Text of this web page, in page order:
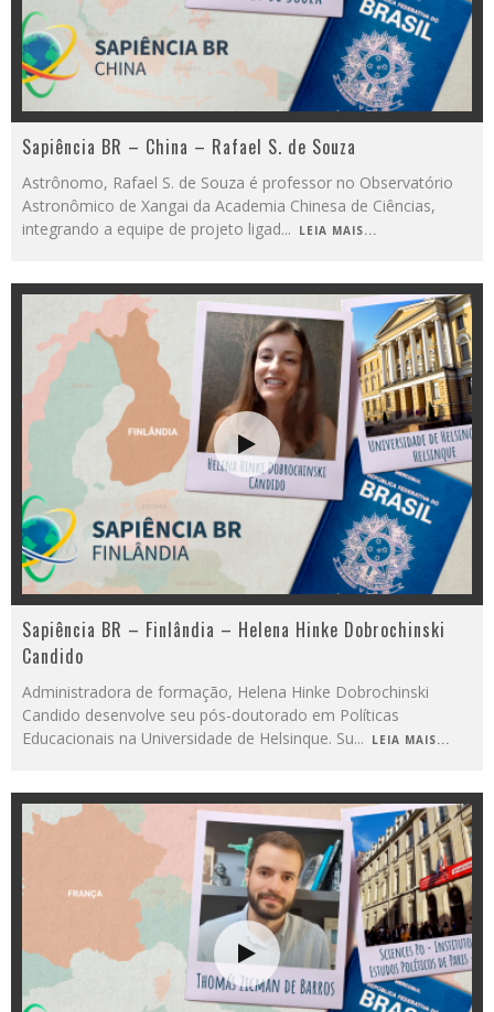
Sapiência BR – China – Rafael S. de Souza
Astrônomo, Rafael S. de Souza é professor no Observatório
Astronômico de Xangai da Academia Chinesa de Ciências,
integrando a equipe de projeto ligad... LEIA MAIS...
Sapiência BR – Finlândia – Helena Hinke Dobrochinski
Candido
Administradora de formação, Helena Hinke Dobrochinski
Candido desenvolve seu pós-doutorado em Políticas
Educacionais na Universidade de Helsinque. Su... LEIA MAIS...